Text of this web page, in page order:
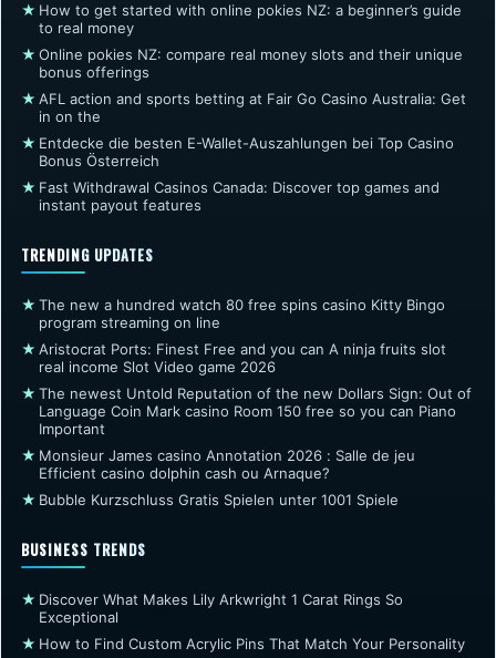
★ How to get started with online pokies NZ: a beginner’s guide
to real money
★ Online pokies NZ: compare real money slots and their unique
bonus offerings
★ AFL action and sports betting at Fair Go Casino Australia: Get
in on the
★ Entdecke die besten E-Wallet-Auszahlungen bei Top Casino
Bonus Österreich
★ Fast Withdrawal Casinos Canada: Discover top games and
instant payout features
TRENDING UPDATES
★ The new a hundred watch 80 free spins casino Kitty Bingo
program streaming on line
★ Aristocrat Ports: Finest Free and you can A ninja fruits slot
real income Slot Video game 2026
★ The newest Untold Reputation of the new Dollars Sign: Out of
Language Coin Mark casino Room 150 free so you can Piano
Important
★ Monsieur James casino Annotation 2026 : Salle de jeu
Efficient casino dolphin cash ou Arnaque?
★ Bubble Kurzschluss Gratis Spielen unter 1001 Spiele
BUSINESS TRENDS
★ Discover What Makes Lily Arkwright 1 Carat Rings So
Exceptional
★ How to Find Custom Acrylic Pins That Match Your Personality